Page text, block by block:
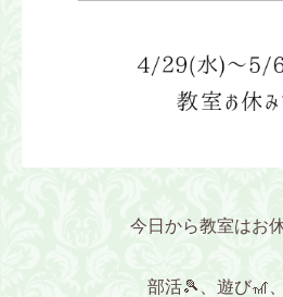
今日から教室はお
部活🎾、遊び🎢